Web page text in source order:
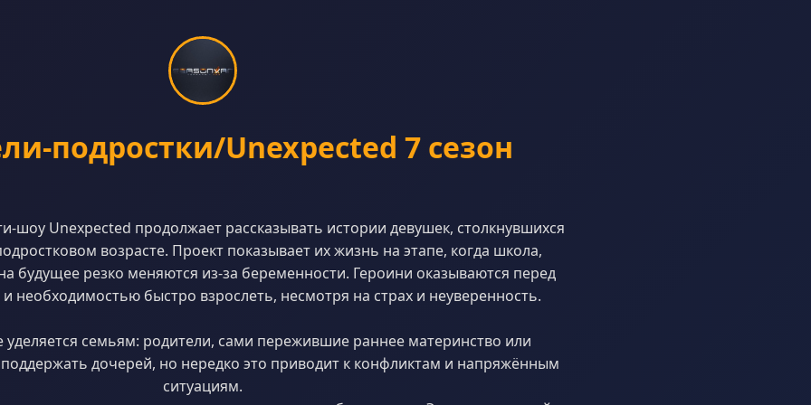
подростки/Unexpected 7 сезон
шоу Unexpected продолжает рассказывать истории девушек, столкнувшихся
возрасте. Проект показывает их жизнь на этапе, когда школа,
будущее резко меняются из-за беременности. Героини оказываются перед
быстро взрослеть, несмотря на страх и неуверенность.
семьям: родители, сами пережившие раннее материнство или
дочерей, но нередко это приводит к конфликтам и напряжённым
ситуациям.